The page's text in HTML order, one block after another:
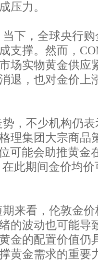
压力。
下，全球央行
支撑。然而，
场实物黄金供应
退，也对金价上
，不少机构仍
理集团大宗商品
可能会助推黄金
此期间金价均
来看，伦敦金
的波动也可能导
金的配置价值仍
黄金需求的重要